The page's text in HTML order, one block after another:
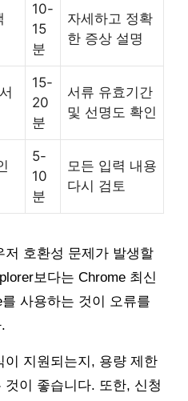
10-
15
분
자세하고 정확
한 증상 설명
15-
20
분
서류 유효기간
및 선명도 확인
5-
10
분
모든 입력 내용
다시 검토
호환성 문제가 발생할
보다는 Chrome 최신
사용하는 것이 오류를
지원되는지, 용량 제한
이 좋습니다. 또한, 신청